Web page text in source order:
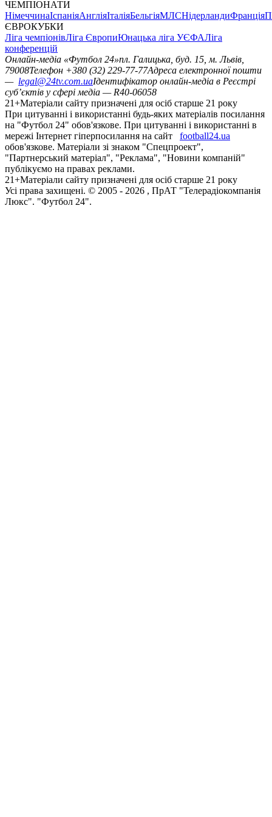
ЧЕМПІОНАТИ
НімеччинаІспаніяАнгліяІталіяБельгіяМЛСНідерландиФранція
ЄВРОКУБКИ
Ліга чемпіонівЛіга ЄвропиЮнацька ліга УЄФАЛіга
конференцій
Онлайн-медіа «Футбол 24»пл. Галицька, буд. 15, м. Львів,
79008Телефон +380 (32) 229-77-77Адреса електронної пошти
— legal@24tv.com.uaІдентифікатор онлайн-медіа в Реєстрі
суб’єктів у сфері медіа — R40-06058
21+Матеріали сайту призначені для осіб старше 21 року
При цитуванні і використанні будь-яких матеріалів посилання
на "Футбол 24" обов'язкове. При цитуванні і використанні в
мережі Інтернет гіперпосилання на сайт
football24.ua
обов'язкове. Матеріали зі знаком "Спецпроект",
"Партнерський матеріал", "Реклама", "Новини компаній"
публікуємо на правах реклами.
21+Матеріали сайту призначені для осіб старше 21 року
Усi права захищенi. © 2005 - 2026 , ПрАТ "Телерадіокомпанія
Люкс". "Футбол 24".